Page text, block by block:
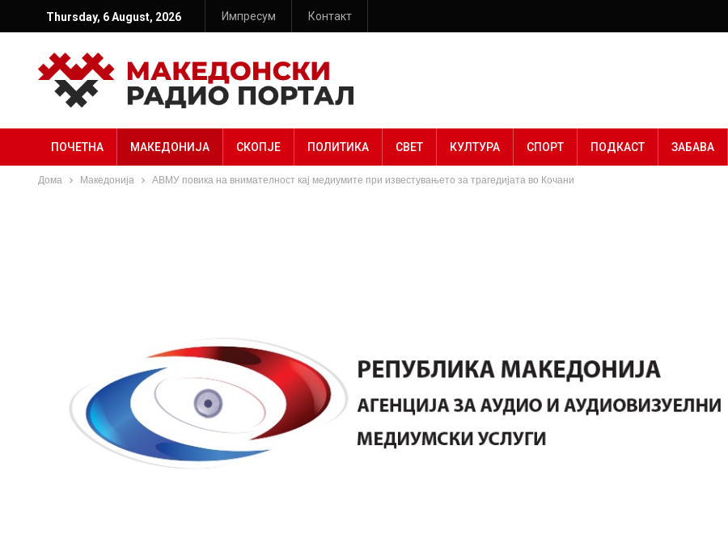
Thursday, 6 August, 2026 Импресум Контакт
ПОЧЕТНА МАКЕДОНИЈА СКОПЈЕ ПОЛИТИКА СВЕТ КУЛТУРА СПОРТ ПОДКАСТ ЗАБАВА
Дома Македонија АВМУ повика на внимателност кај медиумите при известувањето за трагедијата во Кочани